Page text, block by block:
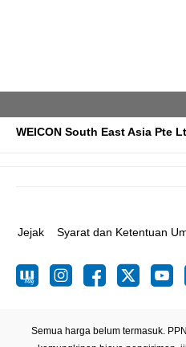
WEICON South East Asia Pte
Jejak Syarat dan Ketentuan
Semua harga belum termasuk.